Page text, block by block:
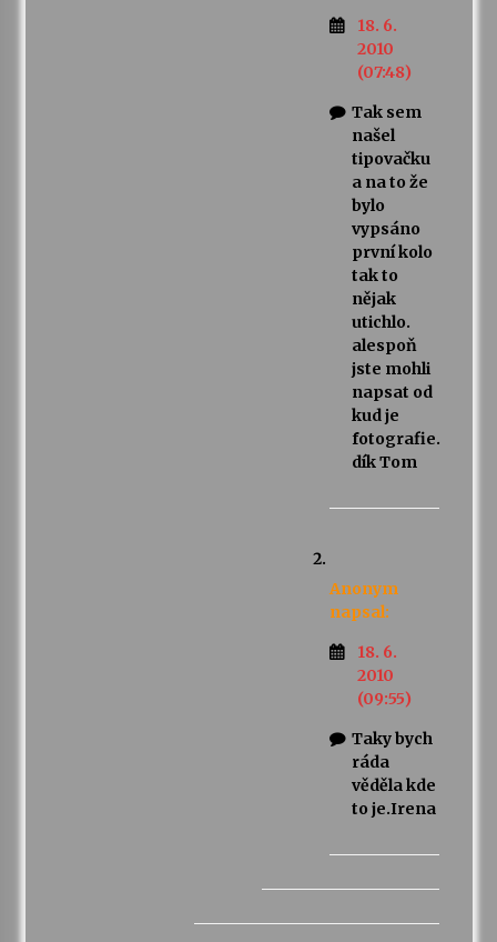
18. 6.
2010
(07:48)
Tak sem
našel
tipovačku
a na to že
bylo
vypsáno
první kolo
tak to
nějak
utichlo.
alespoň
jste mohli
napsat od
kud je
fotografie.
dík Tom
Anonym
napsal:
18. 6.
2010
(09:55)
Taky bych
ráda
věděla kde
to je.Irena